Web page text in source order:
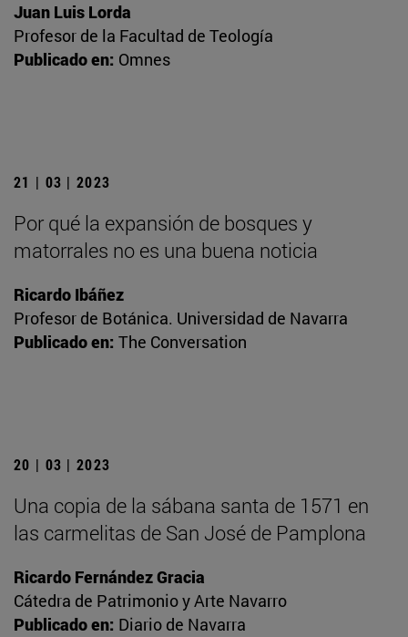
Juan Luis Lorda
Profesor de la Facultad de Teología
Publicado en: Omnes
21 | 03 | 2023
Por qué la expansión de bosques y
matorrales no es una buena noticia
Ricardo Ibáñez
Profesor de Botánica. Universidad de Navarra
Publicado en: The Conversation
20 | 03 | 2023
Una copia de la sábana santa de 1571 en
las carmelitas de San José de Pamplona
Ricardo Fernández Gracia
Cátedra de Patrimonio y Arte Navarro
Publicado en: Diario de Navarra